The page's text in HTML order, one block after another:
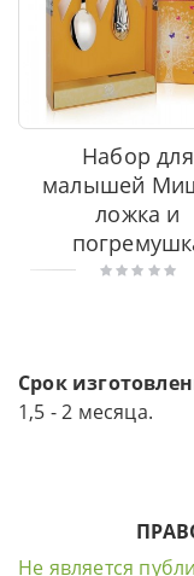
Набор для
малышей
ложка и
Срок
1,5 - 2 месяца.
Не является